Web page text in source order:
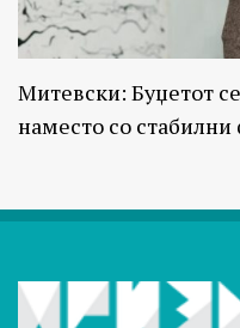
Митевски: Буџетот
наместо со